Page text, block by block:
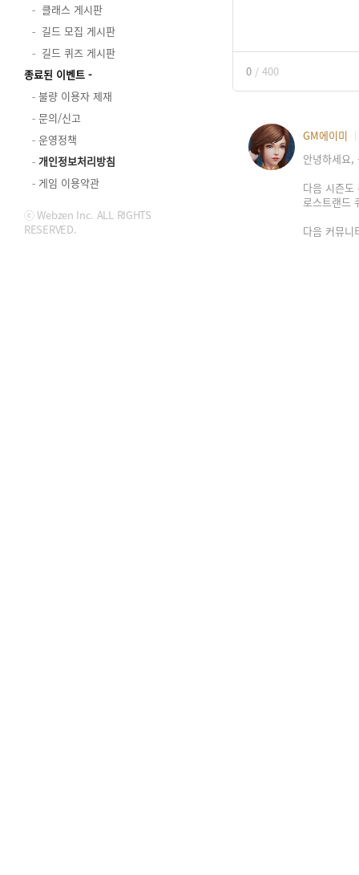
클래스 게시판
길드 모집 게시판
길드 퀴즈 게시판
종료된 이벤트
불량 이용자 제재
문의/신고
운영정책
개인정보처리방침
게임 이용약관
ⓒ Webzen Inc. ALL RIGHTS
RESERVED.
0 / 400
GM에이미
안녕하세요,
다음 시즌도
로스트랜드
다음 커뮤니